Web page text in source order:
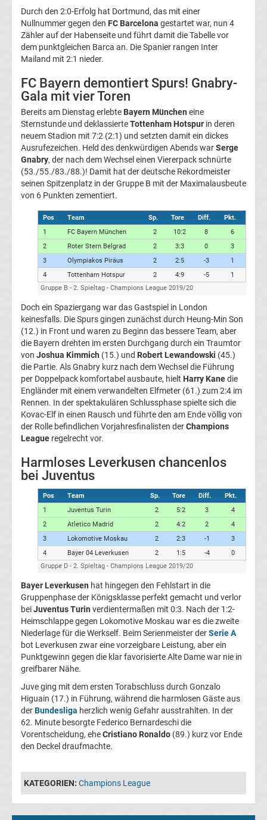
heute
TV
League
Torschützenkönige
Champions
League
Europapokal
der
Landesmeister
Transfergerüchte
international
Transfergerüchte
Deutschland
Transfergerüchte
Transfergerüchte
Italien
Spanien
Top-
Aktuell
Bundesliga
Tabelle
Bundesliga
2.
Durch den 2:0-Erfolg hat Dortmund, das mit einer
Nullnummer gegen den FC Barcelona gestartet war, nun 4
Zähler auf der Habenseite und führt damit die Tabelle vor
dem punktgleichen Barca an. Die Spanier rangen Inter
Mailand mit 2:1 nieder.
FC Bayern demontiert Spurs! Gnabry-
Gala mit vier Toren
Bereits am Dienstag erlebte Bayern München eine
Sternstunde und deklassierteTottenham Hotspur in deren
neuem Stadion mit 7:2 (2:1) und setzten damit ein dickes
Ausrufezeichen. Held des denkwürdigen Abends warSerge
Gnabry, der nach dem Wechsel einen Viererpack schnürte
(53./55./83./88.)! Damit hat der deutsche Rekordmeister
seinen Spitzenplatz in der Gruppe B mit der Maximalausbeute
von 6 Punkten zementiert.
Pos Team Sp. Tore Diff.
Pkt.
1
FC Bayern München 2 10:2 8
6
2
Roter Stern Belgrad 2 3:3 0
3
3
Olympiakos Piräus 2 2:5 -3
1
4
Tottenham Hotspur 2 4:9 -5
1
Gruppe B - 2. Spieltag - Champions League 2019/20
Doch ein Spaziergang war das Gastspiel in London
keinesfalls. Die Spurs gingen zunächst durch Heung-Min Son
(12.) in Front und waren zu Beginn das bessere Team, aber
die Bayern drehten im ersten Durchgang durch ein Traumtor
von Joshua Kimmich (15.) und Robert Lewandowski (45.)
die Partie. Als Gnabry kurz nach dem Wechsel die Führung
per Doppelpack komfortabel ausbaute, hielt Harry Kanedie
Engländer mit einem verwandelten Elfmeter (61.) zum 2:4 im
Rennen. In der spektakulären Schlussphase spielte sich die
Kovac-Elf in einen Rausch und führte den am Ende völlig von
der Rolle befindlichen Vorjahresfinalisten derChampions
League regelrecht vor.
Harmloses Leverkusen chancenlos
bei Juventus
Pos Team Sp. Tore Diff.
Pkt.
1
Juventus Turin 2 5:2 3
4
2
Atletico Madrid 2 4:2 2
4
3
Lokomotive Moskau 2 2:3 -1
3
4
Bayer 04 Leverkusen 2 1:5 -4
0
Gruppe D - 2. Spieltag - Champions League 2019/20
Bayer Leverkusen hat hingegen den Fehlstart in die
Gruppenphase der Königsklasse perfekt gemacht und verlor
beiJuventus Turin verdientermaßen mit 0:3. Nach der 1:2-
Heimschlappe gegen Lokomotive Moskau war es die zweite
Niederlage für die Werkself. Beim Serienmeister derSerie A
bot Leverkusen zwar eine vorzeigbare Leistung, aber ein
Punktgewinn gegen die klar favorisierte Alte Dame war nie in
greifbarer Nähe.
Juve ging mit dem ersten Torabschluss durch Gonzalo
Higuain (17.) in Führung, während die harmlosen Gäste aus
derBundesliga herzlich wenig Gefahr ausstrahlten. In der
62. Minute besorgte Federico Bernardeschi die
Vorentscheidung, eheCristiano Ronaldo (89.) kurz vor Ende
den Deckel draufmachte.
KATEGORIEN: Champions League